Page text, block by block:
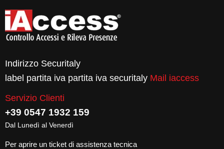
Indirizzo Securitaly
label partita iva partita iva securitaly Mail iaccess
Servizio Clienti
+39 0547 1932 159
Dal Lunedì al Venerdì
Per aprire un ticket di assistenza tecnica